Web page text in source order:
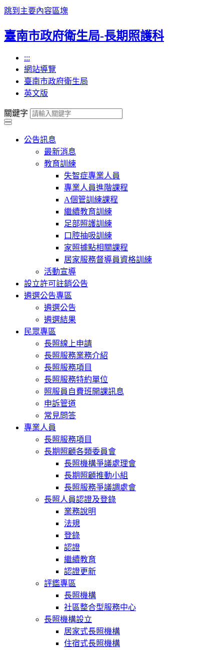
跳到主要內容區塊
臺南市政府衛生局-長期照護科
:::
網站導覽
臺南市政府衛生局
英文版
關鍵字
公告訊息
最新消息
教育訓練
失智症專業人員
專業人員進階課程
A個管訓練課程
繼續教育訓練
足部照護訓練
口腔抽吸訓練
家照據點相關課程
居家服務督導員資格訓練
活動宣導
設立許可註銷公告
遴選公告專區
遴選公告
遴選結果
民眾專區
長照線上申請
長照服務業務介紹
長照服務項目
長照服務特約單位
照服員自費班開課訊息
申訴管道
常見問答
專業人員
長照服務項目
長期照顧各類委員會
長照機構爭議處理會
長期照顧推動小組
長照服務爭議調處會
長照人員認證及登錄
業務說明
法規
登錄
認證
繼續教育
認證更新
評鑑專區
長照機構
社區整合型服務中心
長照機構設立
居家式長照機構
住宿式長照機構